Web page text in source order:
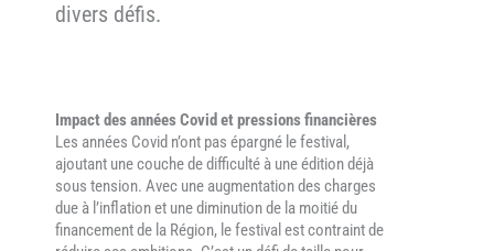
divers défis.
Impact des années Covid et pressions financières
Les années Covid n’ont pas épargné le festival,
ajoutant une couche de difficulté à une édition déjà
sous tension. Avec une augmentation des charges
due à l’inflation et une diminution de la moitié du
financement de la Région, le festival est contraint de